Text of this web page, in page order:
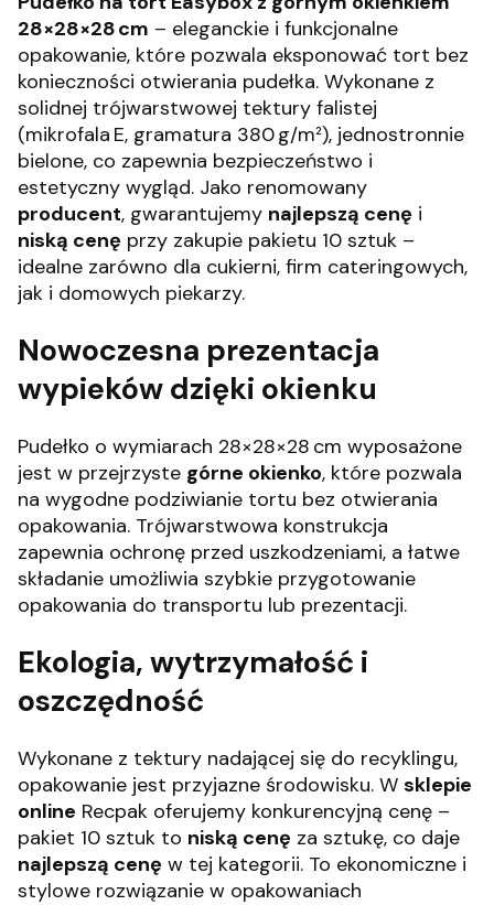
28×28×28 cm – eleganckie i funkcjonalne
opakowanie, które pozwala eksponować tort bez
konieczności otwierania pudełka. Wykonane z
solidnej trójwarstwowej tektury falistej
(mikrofala E, gramatura 380 g/m²), jednostronnie
bielone, co zapewnia bezpieczeństwo i
estetyczny wygląd. Jako renomowany
producent, gwarantujemy najlepszą cenę i
niską cenę przy zakupie pakietu 10 sztuk –
idealne zarówno dla cukierni, firm cateringowych,
jak i domowych piekarzy.
Nowoczesna prezentacja
wypieków dzięki okienku
Pudełko o wymiarach 28×28×28 cm wyposażone
jest w przejrzyste górne okienko, które pozwala
na wygodne podziwianie tortu bez otwierania
opakowania. Trójwarstwowa konstrukcja
zapewnia ochronę przed uszkodzeniami, a łatwe
składanie umożliwia szybkie przygotowanie
opakowania do transportu lub prezentacji.
Ekologia, wytrzymałość i
oszczędność
Wykonane z tektury nadającej się do recyklingu,
opakowanie jest przyjazne środowisku. W sklepie
online Recpak oferujemy konkurencyjną cenę –
pakiet 10 sztuk to niską cenę za sztukę, co daje
najlepszą cenę w tej kategorii. To ekonomiczne i
stylowe rozwiązanie w opakowaniach